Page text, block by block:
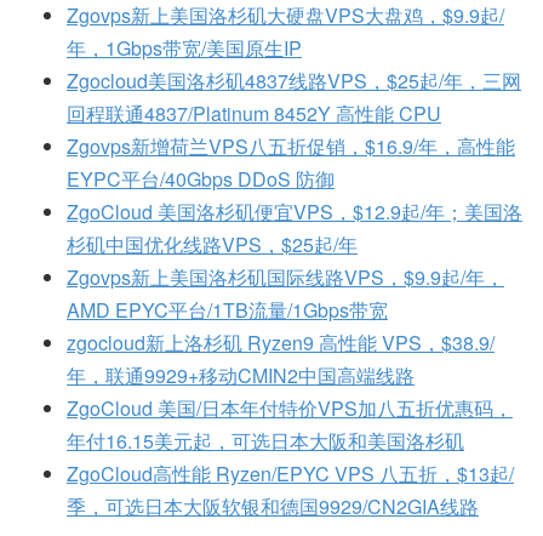
Zgovps新上美国洛杉矶大硬盘VPS大盘鸡，$9.9起/
年，1Gbps带宽/美国原生IP
Zgocloud美国洛杉矶4837线路VPS，$25起/年，三网
回程联通4837/Platinum 8452Y 高性能 CPU
Zgovps新增荷兰VPS八五折促销，$16.9/年，高性能
EYPC平台/40Gbps DDoS 防御
ZgoCloud 美国洛杉矶便宜VPS，$12.9起/年；美国洛
杉矶中国优化线路VPS，$25起/年
Zgovps新上美国洛杉矶国际线路VPS，$9.9起/年，
AMD EPYC平台/1TB流量/1Gbps带宽
zgocloud新上洛杉矶 Ryzen9 高性能 VPS，$38.9/
年，联通9929+移动CMIN2中国高端线路
ZgoCloud 美国/日本年付特价VPS加八五折优惠码，
年付16.15美元起，可选日本大阪和美国洛杉矶
ZgoCloud高性能 Ryzen/EPYC VPS 八五折，$13起/
季，可选日本大阪软银和德国9929/CN2GIA线路